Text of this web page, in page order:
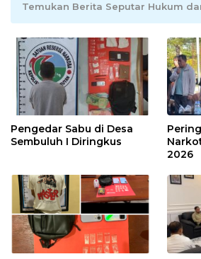
Temukan Berita Seputar Hukum
Pengedar Sabu di Desa
Sembuluh I Diringkus
2026